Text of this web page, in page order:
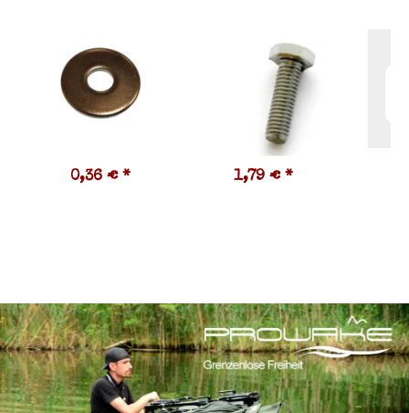
0,36 € * 1,79 € *